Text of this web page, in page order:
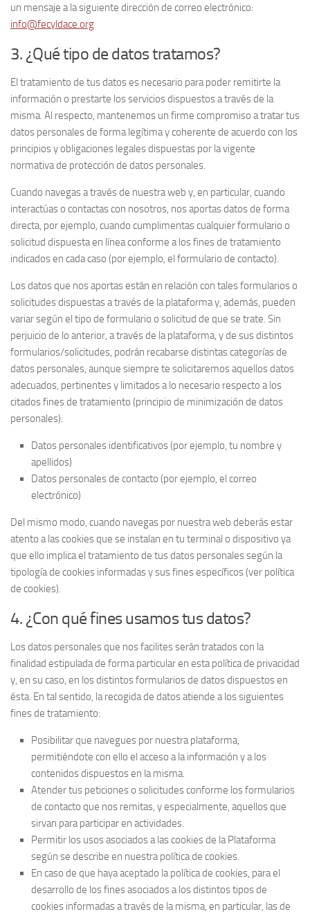
un mensaje a la siguiente dirección de correo electrónico:
info@fecyldace.org
3. ¿Qué tipo de datos tratamos?
El tratamiento de tus datos es necesario para poder remitirte la
información o prestarte los servicios dispuestos a través de la
misma. Al respecto, mantenemos un firme compromiso a tratar tus
datos personales de forma legítima y coherente de acuerdo con los
principios y obligaciones legales dispuestas por la vigente
normativa de protección de datos personales.
Cuando navegas a través de nuestra web y, en particular, cuando
interactúas o contactas con nosotros, nos aportas datos de forma
directa, por ejemplo, cuando cumplimentas cualquier formulario o
solicitud dispuesta en línea conforme a los fines de tratamiento
indicados en cada caso (por ejemplo, el formulario de contacto).
Los datos que nos aportas están en relación con tales formularios o
solicitudes dispuestas a través de la plataforma y, además, pueden
variar según el tipo de formulario o solicitud de que se trate. Sin
perjuicio de lo anterior, a través de la plataforma, y de sus distintos
formularios/solicitudes, podrán recabarse distintas categorías de
datos personales, aunque siempre te solicitaremos aquellos datos
adecuados, pertinentes y limitados a lo necesario respecto a los
citados fines de tratamiento (principio de minimización de datos
personales):
Datos personales identificativos (por ejemplo, tu nombre y
apellidos)
Datos personales de contacto (por ejemplo, el correo
electrónico)
Del mismo modo, cuando navegas por nuestra web deberás estar
atento a las cookies que se instalan en tu terminal o dispositivo ya
que ello implica el tratamiento de tus datos personales según la
tipología de cookies informadas y sus fines específicos (ver política
de cookies).
4. ¿Con qué fines usamos tus datos?
Los datos personales que nos facilites serán tratados con la
finalidad estipulada de forma particular en esta política de privacidad
y, en su caso, en los distintos formularios de datos dispuestos en
ésta. En tal sentido, la recogida de datos atiende a los siguientes
fines de tratamiento:
Posibilitar que navegues por nuestra plataforma,
permitiéndote con ello el acceso a la información y a los
contenidos dispuestos en la misma.
Atender tus peticiones o solicitudes conforme los formularios
de contacto que nos remitas, y especialmente, aquellos que
sirvan para participar en actividades.
Permitir los usos asociados a las cookies de la Plataforma
según se describe en nuestra política de cookies.
En caso de que haya aceptado la política de cookies, para el
desarrollo de los fines asociados a los distintos tipos de
cookies informadas a través de la misma, en particular, las de